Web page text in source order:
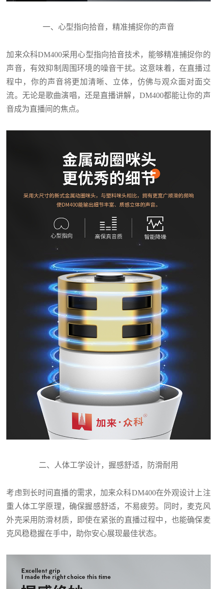
一、心型指向拾音，精准捕捉你的声音
加来众科DM400采用心型指向拾音技术，能够精准捕捉你的
声音，有效抑制周围环境的噪音干扰。这意味着，在直播过
程中，你的声音将更加清晰、立体，仿佛与观众面对面交
流。无论是歌曲演唱 ，还是直播讲解 ， DM400都能让你的声
音成为直播间的焦点。
二、人体工学设计，握感舒适，防滑耐用
考虑到长时间直播的需求，加来众科DM400在外观设计上注
重人体工学原理，确保握感舒适，不易疲劳。同时，麦克风
外壳采用防滑材质，即使在紧张的直播过程中，也能确保麦
克风稳稳握在手中，助你安心展现最佳状态。